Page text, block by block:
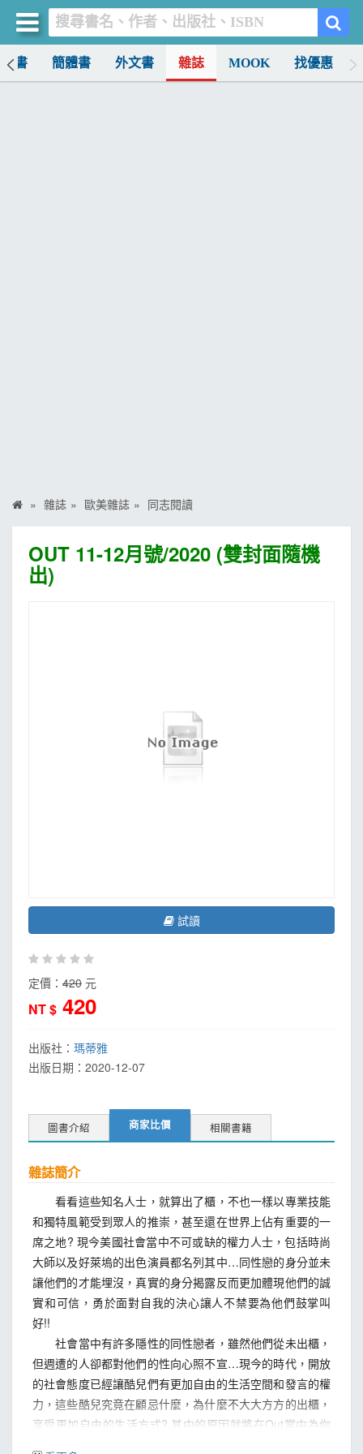
書 簡體書 外文書 雜誌 MOOK 找優惠
雜誌 歐美雜誌 同志閱讀
OUT 11-12月號/2020 (雙封面隨機
出)
試讀
定價： 420 元
NT $ 420
出版社： 瑪蒂雅
出版日期： 2020-12-07
圖書介紹 商家比價 相關書籍
雜誌簡介
看看這些知名人士，就算出了櫃，不也一樣以專業技能
和獨特風範受到眾人的推崇，甚至還在世界上佔有重要的一
席之地? 現今美國社會當中不可或缺的權力人士，包括時尚
大師以及好萊塢的出色演員都名列其中…同性戀的身分並未
讓他們的才能埋沒，真實的身分揭露反而更加體現他們的誠
實和可信，勇於面對自我的決心讓人不禁要為他們鼓掌叫
好!!
社會當中有許多隱性的同性戀者，雖然他們從未出櫃，
但週遭的人卻都對他們的性向心照不宣…現今的時代，開放
的社會態度已經讓酷兒們有更加自由的生活空間和發言的權
力，這些酷兒究竟在顧忌什麼，為什麼不大大方方的出櫃，
享受更加自由的生活方式? 其中的原因就將在Out當中為你
買書網